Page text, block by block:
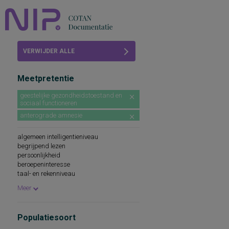
Abonneren
VERWIJDER ALLE
Meetpretentie
geestelijke gezondheidstoestand en
sociaal functioneren
anterograde amnesie
algemeen intelligentieniveau
begrijpend lezen
persoonlijkheid
beroepeninteresse
taal- en rekenniveau
spellingsvaardigheid
persoonlijkheidseigenschappen
Meer
Populatiesoort